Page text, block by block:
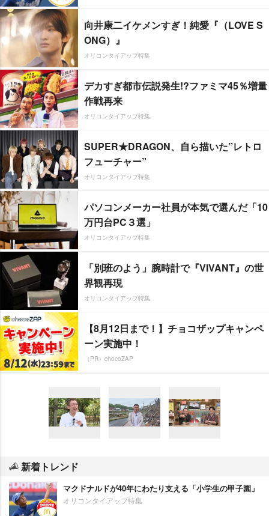
向井康二イケメンすぎ！純愛『（LOVE S
ONG）』
オリコンタイアップ特集
デカすぎ都市伝説発生!?ファミマ45％増量
作戦再来
オリコンタイアップ特集
SUPER★DRAGON、自ら描いた”レトロ
フューチャー”
オリコンタイアップ特集
パソコンメーカー社員が本気で選んだ「10
万円台PC３選」
オリコンタイアップ特集
「別班のよう」腕時計で『VIVANT』の世
界観再現
オリコンタイアップ特集
【8月12日まで！】チョコザップキャンペ
ーン実施中！
（PR）chocoZAP
新着トレンド
マクドナルドが40年にわたり支える「小学生の甲子園」
オリコンタイアップ特集